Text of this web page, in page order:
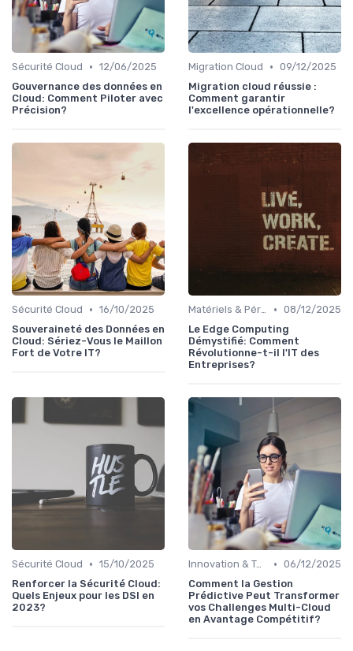
Sécurité Cloud • 12/06/2025
Gouvernance des données en
Cloud: Comment Piloter avec
Précision?
Migration Cloud • 09/12/2025
Migration cloud réussie :
Comment garantir
l'excellence opérationnelle?
Sécurité Cloud • 16/10/2025
Souveraineté des Données en
Cloud: Sériez-Vous le Maillon
Fort de Votre IT?
Matériels & Périphériques • 08/12/2025
Le Edge Computing
Démystifié: Comment
Révolutionne-t-il l'IT des
Entreprises?
Sécurité Cloud • 15/10/2025
Renforcer la Sécurité Cloud:
Quels Enjeux pour les DSI en
2023?
Innovation & Tendances • 06/12/2025
Comment la Gestion
Prédictive Peut Transformer
vos Challenges Multi-Cloud
en Avantage Compétitif?